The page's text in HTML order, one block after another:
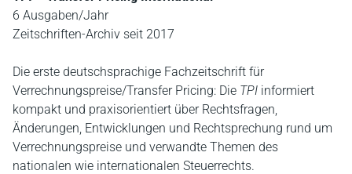
6 Ausgaben/Jahr
Zeitschriften-Archiv seit 2017
Die erste deutschsprachige Fachzeitschrift für
Verrechnungspreise/Transfer Pricing: Die TPI informiert
kompakt und praxisorientiert über Rechtsfragen,
Änderungen, Entwicklungen und Rechtsprechung rund um
Verrechnungspreise und verwandte Themen des
nationalen wie internationalen Steuerrechts.